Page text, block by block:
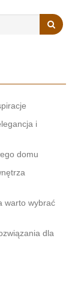
i
domu
warto wybrać
dla